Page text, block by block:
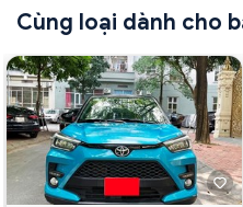
Cùng loại dành cho